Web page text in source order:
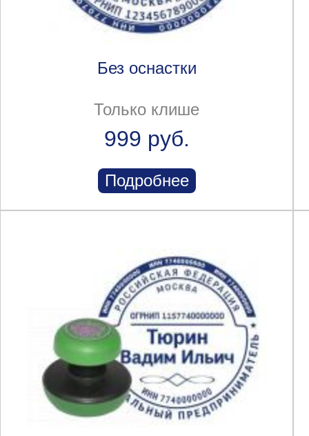
Без оснастки
Только клише
999 руб.
Подробнее